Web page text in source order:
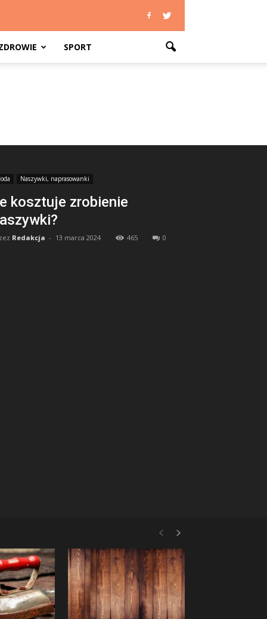
SPORT
Naszywki, naprasowanki
kosztuje zrobienie
Redakcja - 13 marca 2024 465 0